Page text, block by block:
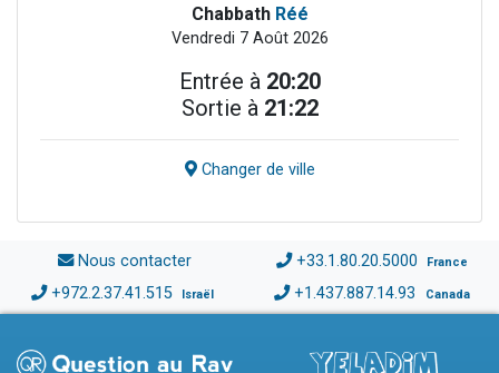
Chabbath Réé
Vendredi 7 Août 2026
Entrée à 20:20
Sortie à 21:22
Changer de ville
Nous contacter +33.1.80.20.5000 France
+972.2.37.41.515 Israël +1.437.887.14.93 Canada